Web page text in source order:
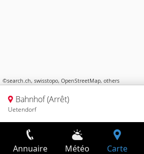
©search.ch, swisstopo, OpenStreetMap, others
Bahnhof (Arrêt)
Uetendorf
Annuaire Météo Carte